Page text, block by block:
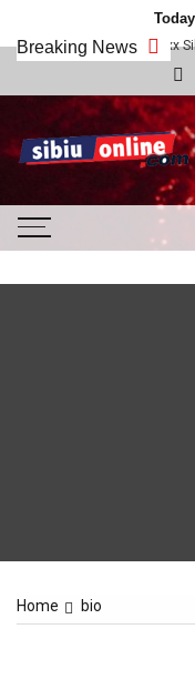
Today
Breaking News
la Cineplexx Sibiu din 8
… locatii si evenimente
Sibiu!!!
Home bio